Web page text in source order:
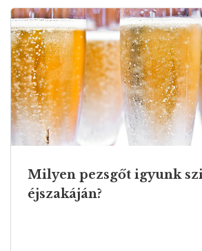
Milyen pezsgőt igyunk
éjszakáján?